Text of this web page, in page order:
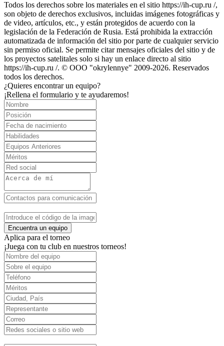
Todos los derechos sobre los materiales en el sitio https://ih-cup.ru /,
son objeto de derechos exclusivos, incluidas imágenes fotográficas y
de video, artículos, etc., y están protegidos de acuerdo con la
legislación de la Federación de Rusia. Está prohibida la extracción
automatizada de información del sitio por parte de cualquier servicio
sin permiso oficial. Se permite citar mensajes oficiales del sitio y de
los proyectos satelitales solo si hay un enlace directo al sitio
https://ih-cup.ru /. © OOO "okrylennye" 2009-2026. Reservados
todos los derechos.
¿Quieres encontrar un equipo?
¡Rellena el formulario y te ayudaremos!
Encuentra un equipo
Aplica para el torneo
¡Juega con tu club en nuestros torneos!